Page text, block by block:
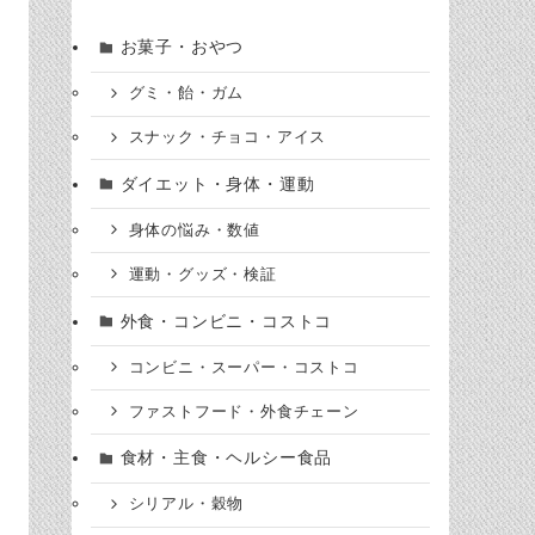
お菓子・おやつ
グミ・飴・ガム
スナック・チョコ・アイス
ダイエット・身体・運動
身体の悩み・数値
運動・グッズ・検証
外食・コンビニ・コストコ
コンビニ・スーパー・コストコ
ファストフード・外食チェーン
食材・主食・ヘルシー食品
シリアル・穀物